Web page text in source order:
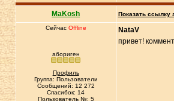
MaKosh Показать ссылку
Сейчас Offline
абориген
Профиль
Группа: Пользователи
Сообщений: 12 272
Спасибок: 14
Пользователь №: 5
NataV
привет!